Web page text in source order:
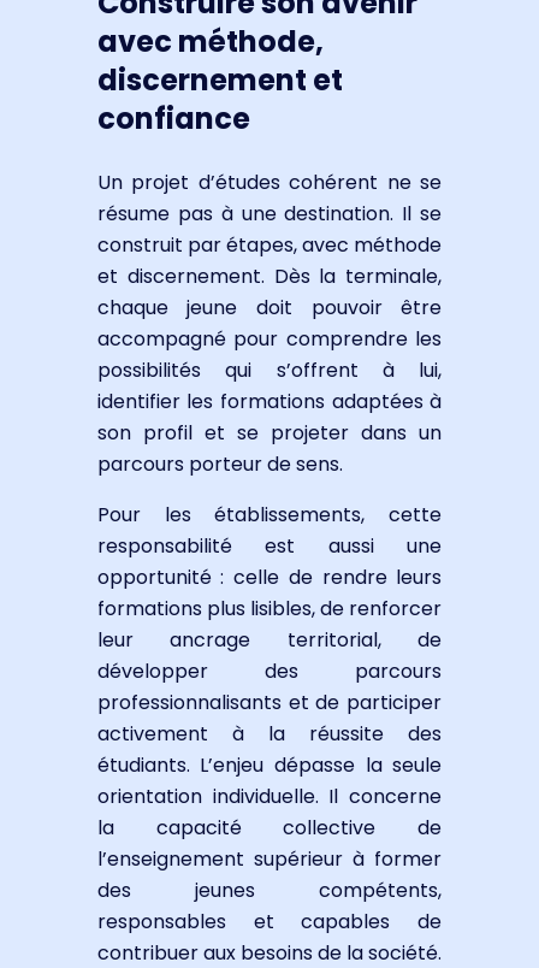
avec méthode,
discernement et
confiance
Un projet d’études cohérent ne se
résume pas à une destination. Il se
construit par étapes, avec méthode
et discernement. Dès la terminale,
chaque jeune doit pouvoir être
accompagné pour comprendre les
possibilités qui s’offrent à lui,
identifier les formations adaptées à
son profil et se projeter dans un
parcours porteur de sens.
Pour les établissements, cette
responsabilité est aussi une
opportunité : celle de rendre leurs
formations plus lisibles, de renforcer
leur ancrage territorial, de
développer des parcours
professionnalisants et de participer
activement à la réussite des
étudiants. L’enjeu dépasse la seule
orientation individuelle. Il concerne
la capacité collective de
l’enseignement supérieur à former
des jeunes compétents,
responsables et capables de
contribuer aux besoins de la société.